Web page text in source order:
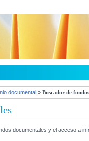
documental » Buscador de
documentales y el acceso a